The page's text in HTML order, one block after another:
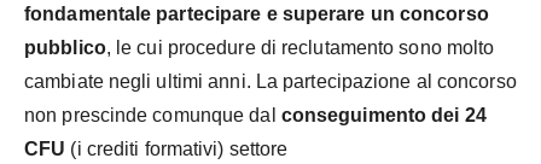
fondamentale partecipare e superare un concorso
pubblico, le cui procedure di reclutamento sono molto
cambiate negli ultimi anni. La partecipazione al concorso
non prescinde comunque dal conseguimento dei 24
CFU (i crediti formativi) settore